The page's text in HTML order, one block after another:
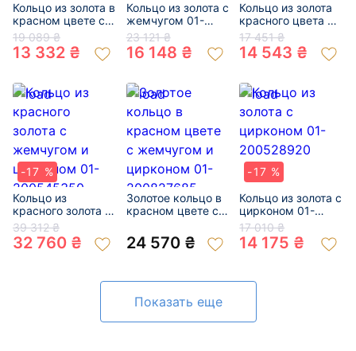
Кольцо из золота в
красном цвете с
жемчугом и
цирконом 01-
200064822
19 089 ₴
13 332 ₴
Кольцо из золота с
жемчугом 01-
200058086
23 121 ₴
16 148 ₴
Кольцо из золота
красного цвета с
цирконом 01-
200532255
17 451 ₴
14 543 ₴
-17 %
Кольцо из
красного золота с
жемчугом и
цирконом 01-
200545350
39 312 ₴
32 760 ₴
Золотое кольцо в
красном цвете с
цирконом 01-
200827685
24 570 ₴
-17 %
Кольцо из золота с
цирконом 01-
200528920
17 010 ₴
14 175 ₴
Показать еще